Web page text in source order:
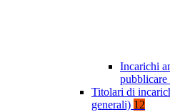
Incarichi
Titolari di
generali) 12